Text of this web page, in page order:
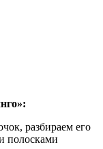
разбираем его
полосками